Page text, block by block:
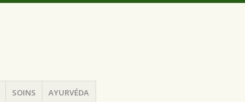
SOINS AYURVÉDA